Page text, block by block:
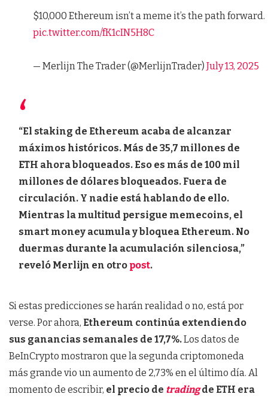
$10,000 Ethereum isn’t a meme it’s the path forward.
pic.twitter.com/fK1cIN5H8C
— Merlijn The Trader (@MerlijnTrader) July 13, 2025
“El staking de Ethereum acaba de alcanzar
máximos históricos. Más de 35,7 millones de
ETH ahora bloqueados. Eso es más de 100 mil
millones de dólares bloqueados. Fuera de
circulación. Y nadie está hablando de ello.
Mientras la multitud persigue memecoins, el
smart money acumula y bloquea Ethereum. No
duermas durante la acumulación silenciosa,”
reveló Merlijn en otro post.
Si estas predicciones se harán realidad o no, está por
verse. Por ahora, Ethereum continúa extendiendo
sus ganancias semanales de 17,7%.Los datos de
BeInCrypto mostraron que la segunda criptomoneda
más grande vio un aumento de 2,73% en el último día. Al
momento de escribir, el precio de tradingde ETH era